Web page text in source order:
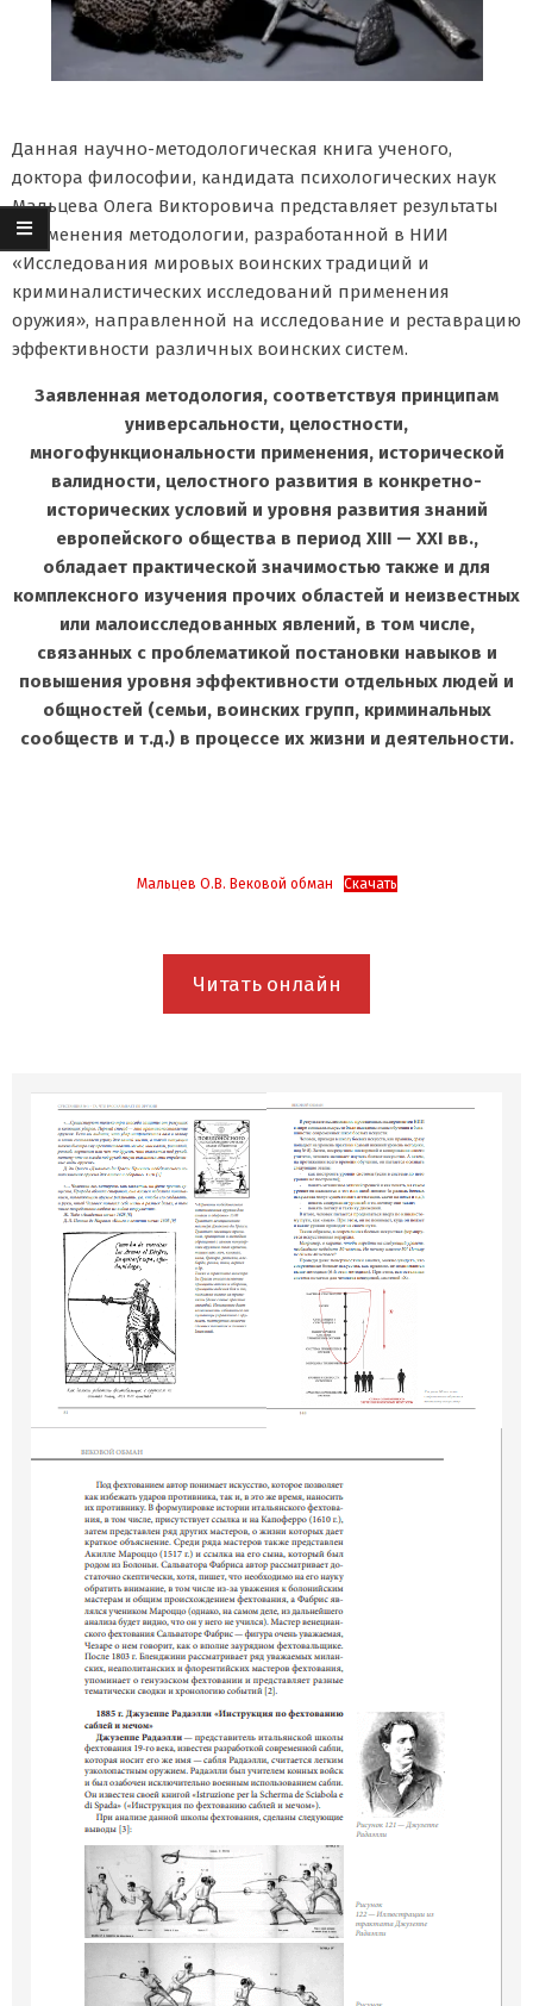
Данная научно-методологическая книга ученого,
доктора философии, кандидата психологических наук
Мальцева Олега Викторовича представляет результаты
применения методологии, разработанной в НИИ
«Исследования мировых воинских традиций и
криминалистических исследований применения
оружия», направленной на исследование и реставрацию
эффективности различных воинских систем.
Заявленная методология, соответствуя принципам
универсальности, целостности,
многофункциональности применения, исторической
валидности, целостного развития в конкретно-
исторических условий и уровня развития знаний
европейского общества в период XIII — XXI вв.,
обладает практической значимостью также и для
комплексного изучения прочих областей и неизвестных
или малоисследованных явлений, в том числе,
связанных с проблематикой постановки навыков и
повышения уровня эффективности отдельных людей и
общностей (семьи, воинских групп, криминальных
сообществ и т.д.) в процессе их жизни и деятельности.
Мальцев О.В. Вековой обман Скачать
Читать онлайн